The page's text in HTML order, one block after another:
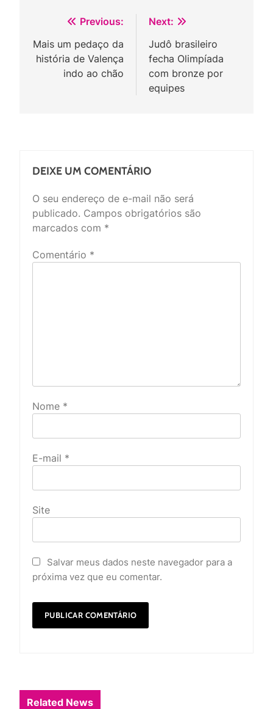
Navegação
de
Post
Previous:
Mais um pedaço da
história de Valença
indo ao chão
Next:
Judô brasileiro
fecha Olimpíada
com bronze por
equipes
DEIXE UM COMENTÁRIO
O seu endereço de e-mail não será
publicado. Campos obrigatórios são
marcados com *
Comentário *
Nome *
E-mail *
Site
Salvar meus dados neste navegador para a
próxima vez que eu comentar.
Related News